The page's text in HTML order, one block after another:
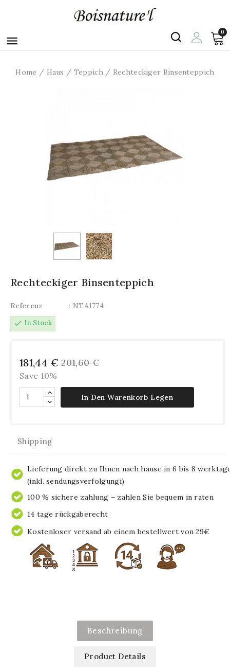

0
Home Haus Teppich Rechteckiger Binsenteppich
Rechteckiger Binsenteppich
Referenz
: NTA1774
check In Stock
181,44 € 201,60 €
Save 10%
In Den Warenkorb Legen
Shipping
Lieferung direkt zu Ihnen nach hause in 6 bis 8
(inkl. sendungsverfolgungi)
100 % sichere zahlung – zahlen Sie bequem in raten
14 tage rückgaberecht
Kostenloser versand ab einem bestellwert von 29€
Beschreibung
Product Details